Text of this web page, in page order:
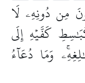
مِن دُونِهِۦ لَا
كَفَّيۡهِ إِلَى
وَمَا دُعَآءُ